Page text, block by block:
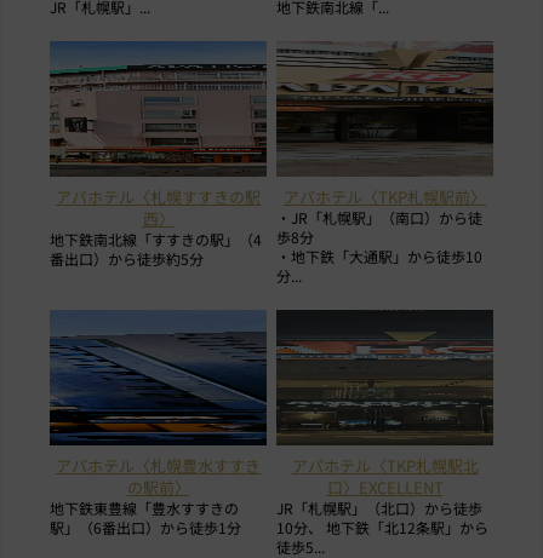
JR「札幌駅」...
地下鉄南北線「...
アパホテル〈札幌すすきの駅
西〉
地下鉄南北線「すすきの駅」（4
番出口）から徒歩約5分
アパホテル〈TKP札幌駅前〉
・JR「札幌駅」（南口）から徒
歩8分
・地下鉄「大通駅」から徒歩10
分...
アパホテル〈札幌豊水すすき
の駅前〉
地下鉄東豊線「豊水すすきの
駅」（6番出口）から徒歩1分
アパホテル〈TKP札幌駅北
口〉EXCELLENT
JR「札幌駅」（北口）から徒歩
10分、 地下鉄「北12条駅」から
徒歩5...